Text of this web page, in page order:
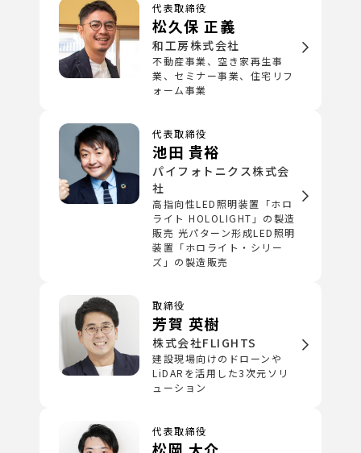
代表取締役
松久保 正義
和工房株式会社
不動産事業、空き家再生事
業、セミナー事業、住宅リフ
ォーム事業
代表取締役
池田 貴裕
パイフォトニクス株式会
社
高指向性LED照明装置「ホロ
ライト HOLOLIGHT」の製造
販売 光パターン形成LED照明
装置「ホロライト・シリー
ズ」の製造販売
取締役
芳賀 英樹
株式会社FLIGHTS
建設現場向けのドローンや
LiDARを活用した3次元ソリ
ューション
代表取締役